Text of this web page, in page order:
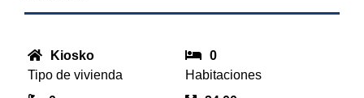
Kiosko
Tipo de vivienda
0
Habitaciones